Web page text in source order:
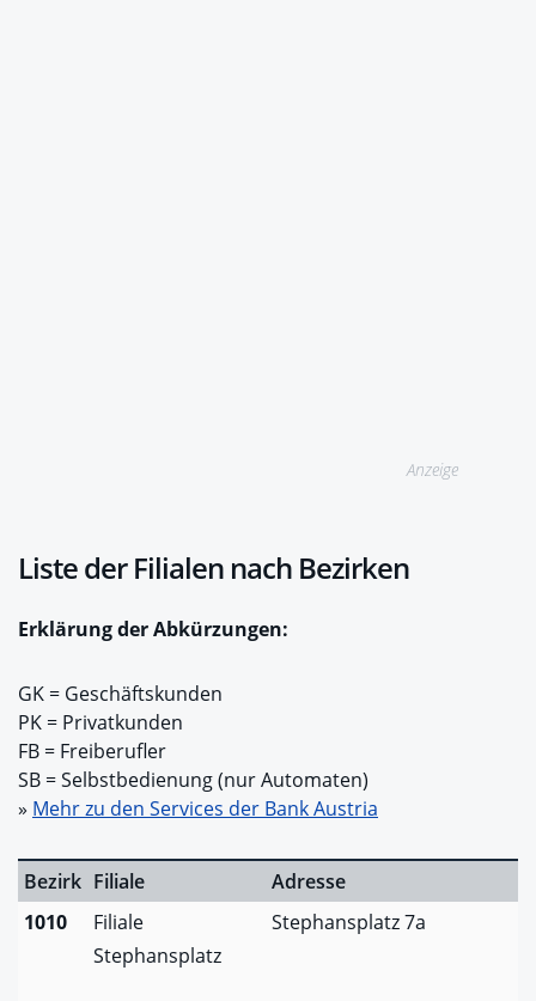
Anzeige
Liste der Filialen nach Bezirken
Erklärung der Abkürzungen:
GK = Geschäftskunden
PK = Privatkunden
FB = Freiberufler
SB = Selbstbedienung (nur Automaten)
» Mehr zu den Services der Bank Austria
Bezirk Filiale
Adresse
1010
Filiale
Stephansplatz
Stephansplatz 7a